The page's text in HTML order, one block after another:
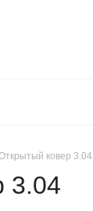
ковер 3.04
3.04